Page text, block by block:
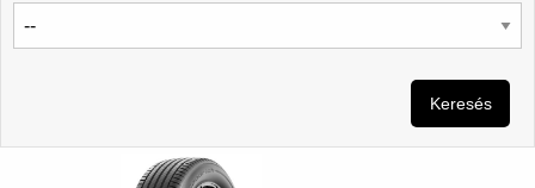
Keresés